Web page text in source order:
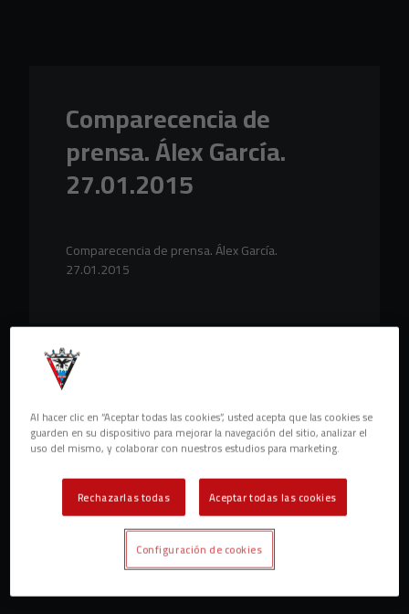
Comparecencia de
prensa. Álex García.
27.01.2015
Comparecencia de prensa. Álex García.
27.01.2015
Al hacer clic en “Aceptar todas las cookies”, usted acepta que las cookies se
guarden en su dispositivo para mejorar la navegación del sitio, analizar el
uso del mismo, y colaborar con nuestros estudios para marketing.
Rechazarlas todas Aceptar todas las cookies
Configuración de cookies